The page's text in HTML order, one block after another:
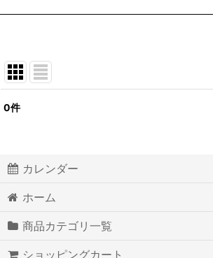
表示数
0件
カレンダー
ホーム
商品カテゴリ一覧
ショッピングカート